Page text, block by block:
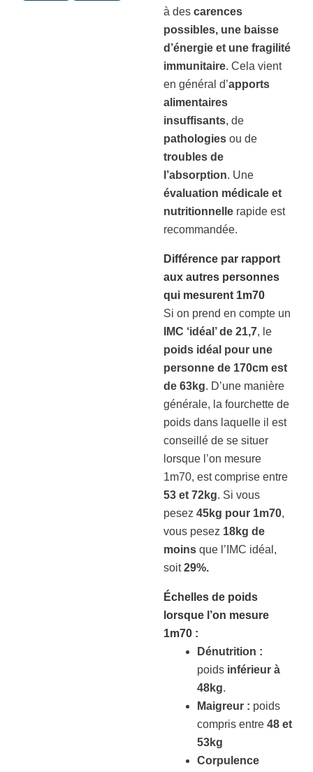
à des carences
possibles, une baisse
d’énergie et une fragilité
immunitaire. Cela vient
en général d’apports
alimentaires
insuffisants, de
pathologies ou de
troubles de
l’absorption. Une
évaluation médicale et
nutritionnelle rapide est
recommandée.
Différence par rapport
aux autres personnes
qui mesurent 1m70
Si on prend en compte un
IMC ‘idéal’ de 21,7, le
poids idéal pour une
personne de 170cm est
de 63kg. D’une manière
générale, la fourchette de
poids dans laquelle il est
conseillé de se situer
lorsque l’on mesure
1m70, est comprise entre
53 et 72kg. Si vous
pesez 45kg pour 1m70,
vous pesez 18kg de
moins que l’IMC idéal,
soit29%.
Échelles de poids
lorsque l’on mesure
1m70 :
Dénutrition :
poids inférieur à
48kg.
Maigreur : poids
compris entre 48 et
53kg
Corpulence